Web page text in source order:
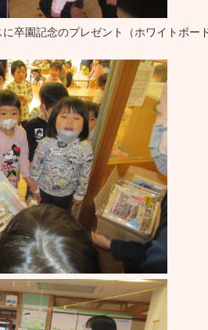
卒園記念のプレゼント（ホワイトボー